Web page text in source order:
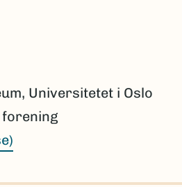
Universitetet i Oslo